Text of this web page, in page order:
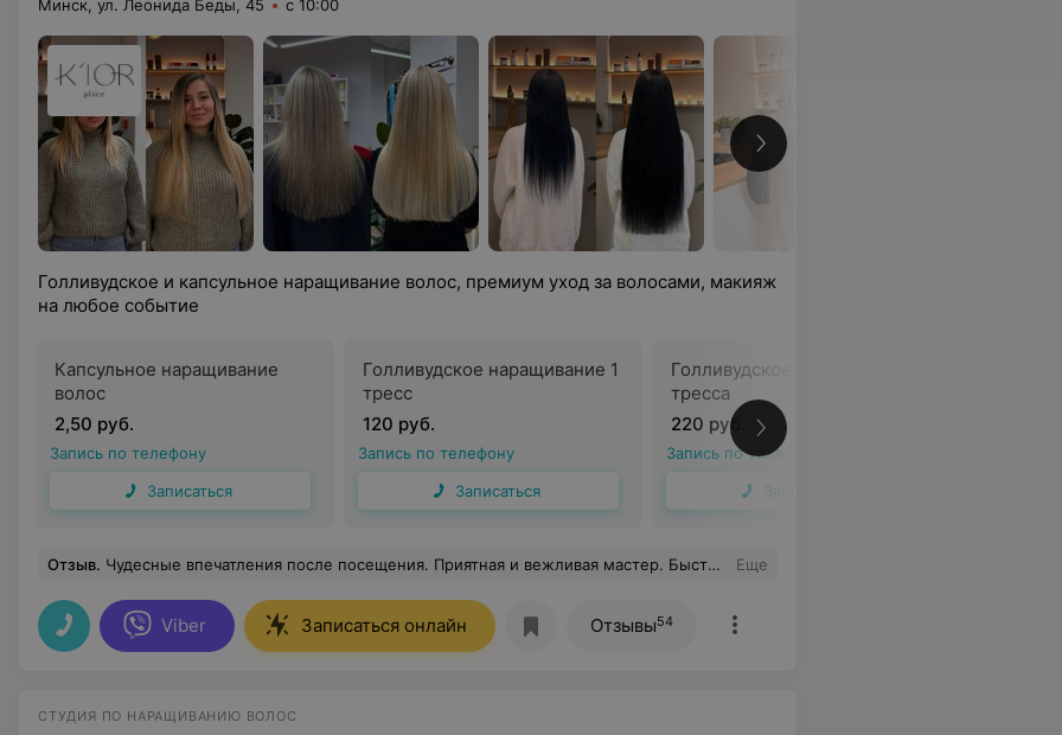
Минск, ул. Леонида Беды, 45 с 10:00
Голливудское и капсульное наращивание волос, премиум уход за волосами, макияж
на любое событие
Капсульное наращивание
волос
2,50 руб.
Запись по телефону
Записаться
Голливудское наращивание 1
тресс
120 руб.
Запись по телефону
Записаться
Голливудское наращивание 2
тресса
220 руб.
Запись по телефону
Записаться
Отзыв. Чудесные впечатления после посещения. Приятная и вежливая мастер. Быстрая запись. Осталась довольна услугой стрижки кончиков. Еще
Viber Записаться онлайн Отзывы54
СТУДИЯ ПО НАРАЩИВАНИЮ ВОЛОС